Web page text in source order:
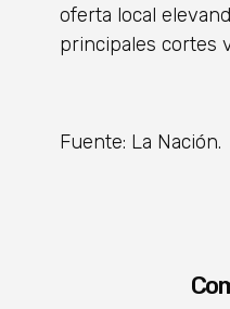
oferta local
principales cortes
Fuente: La Nación.